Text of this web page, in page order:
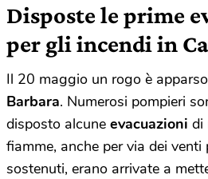
Disposte le prime
per gli incendi in
Il 20 maggio un rogo è
Barbara. Numerosi pompieri
disposto alcune evacuazioni di
fiamme, anche per via dei
sostenuti, erano arrivate a